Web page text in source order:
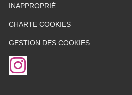
INAPPROPRIÉ
CHARTE COOKIES
GESTION DES COOKIES